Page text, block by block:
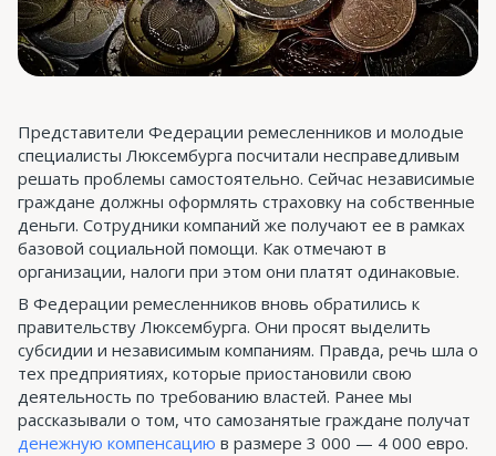
Представители Федерации ремесленников и молодые
специалисты Люксембурга посчитали несправедливым
решать проблемы самостоятельно. Сейчас независимые
граждане должны оформлять страховку на собственные
деньги. Сотрудники компаний же получают ее в рамках
базовой социальной помощи. Как отмечают в
организации, налоги при этом они платят одинаковые.
В Федерации ремесленников вновь обратились к
правительству Люксембурга. Они просят выделить
субсидии и независимым компаниям. Правда, речь шла о
тех предприятиях, которые приостановили свою
деятельность по требованию властей. Ранее мы
рассказывали о том, что самозанятые граждане получат
денежную компенсацию в размере 3 000 — 4 000 евро.